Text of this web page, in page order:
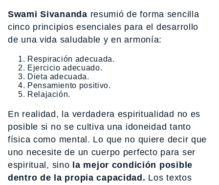
Swami Sivananda resumió de forma sencilla
cinco principios esenciales para el desarrollo
de una vida saludable y en armonía:
Respiración adecuada.
Ejercicio adecuado.
Dieta adecuada.
Pensamiento positivo.
Relajación.
En realidad, la verdadera espiritualidad no es
posible si no se cultiva una idoneidad tanto
física como mental. Lo que no quiere decir que
uno necesite de un cuerpo perfecto para ser
espiritual, sino la mejor condición posible
dentro de la propia capacidad. Los textos